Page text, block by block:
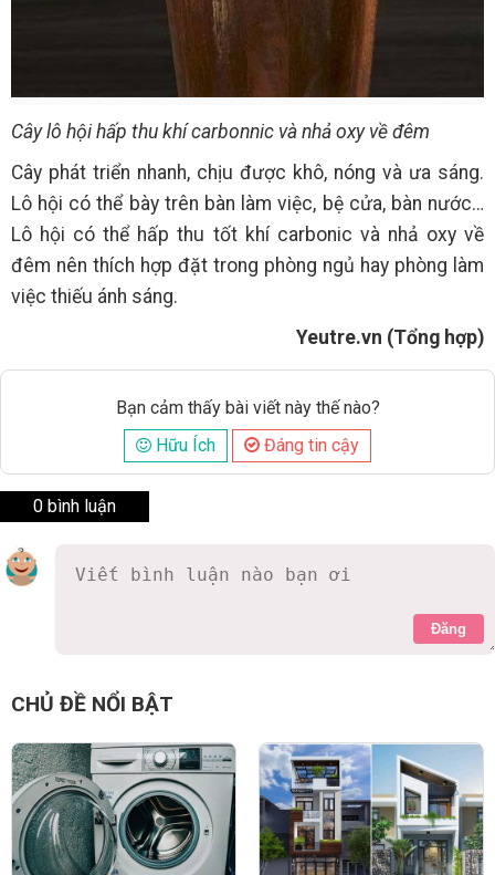
Cây lô hội hấp thu khí carbonnic và nhả oxy về đêm
Cây phát triển nhanh, chịu được khô, nóng và ưa sáng.
Lô hội có thể bày trên bàn làm việc, bệ cửa, bàn nước…
Lô hội có thể hấp thu tốt khí carbonic và nhả oxy về
đêm nên thích hợp đặt trong phòng ngủ hay phòng làm
việc thiếu ánh sáng.
Yeutre.vn (Tổng hợp)
Bạn cảm thấy bài viết này thế nào?
Hữu Ích
Đáng tin cậy
0 bình luận
Đăng
CHỦ ĐỀ NỔI BẬT